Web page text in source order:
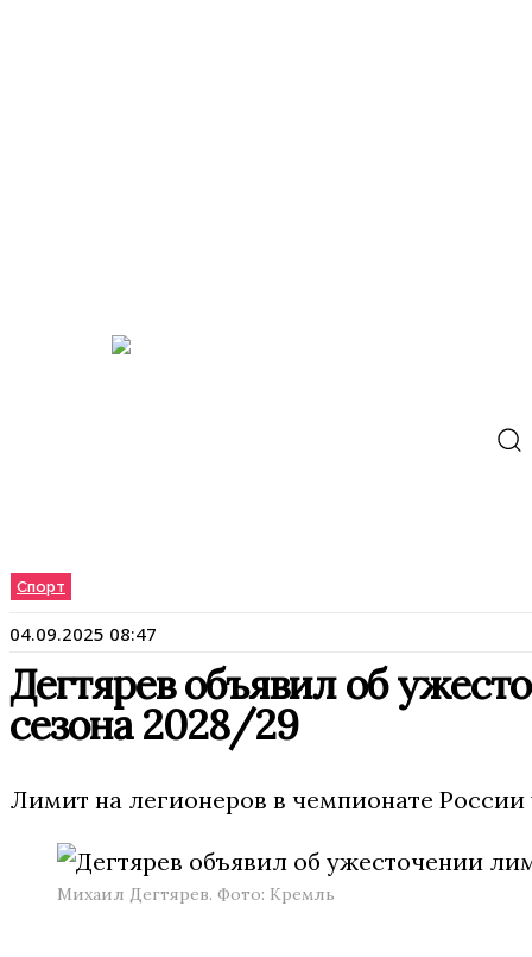
Спорт
04.09.2025 08:47
Дегтярев объявил об
сезона 2028/29
Лимит на легионеров в чемпионате России
Михаил Дегтярев. Фото: Кремль